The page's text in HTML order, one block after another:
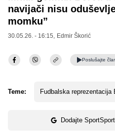
navijači nisu
momku”
30.05.26. - 16:15, Edmir Škorić
Poslušajte
Teme: Fudbalska reprezentacija
Dodajte